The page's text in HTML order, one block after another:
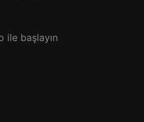
ile başlayın